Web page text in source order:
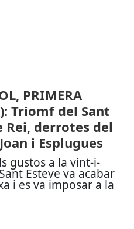
PRIMERA
Triomf del Sant
Rei, derrotes del
i Esplugues
gustos a la vint-i-
Esteve va acabar
i es va imposar a la